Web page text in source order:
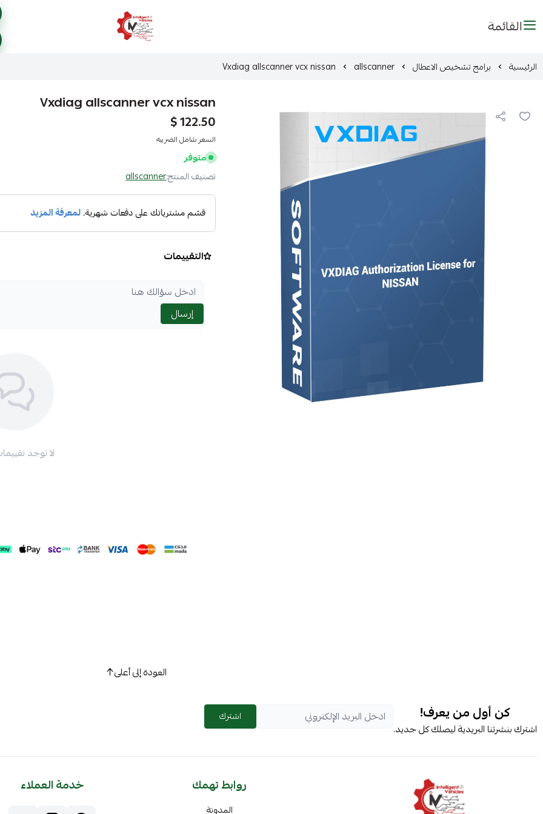
القائمة ذكاء المركبات Intelligent Vehicles
الرئيسية برامج تشخيص الاعطال allscanner
Vxdiag allscanner vcx nissan
Vxdiag allscanner vcx nissan
122.50 $
السعر شامل الضريبه
متوفر
تصنيف المنتج:allscanner
التقييمات
إرسال
لا توجد
العودة إلى أعلى
كن أول من يعرف!
اشترك بنشرتنا البريدية ليصلك كل جديد.
اشترك
روابط تهمك
المدونة
خدمة العملاء